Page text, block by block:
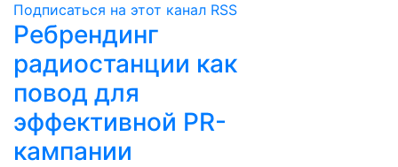
Подписаться на этот канал RSS
Ребрендинг
радиостанции как
повод для
эффективной PR-
кампании